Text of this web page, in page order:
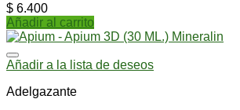
$ 6.400
Añadir al carrito
Añadir a la lista de deseos
Adelgazante